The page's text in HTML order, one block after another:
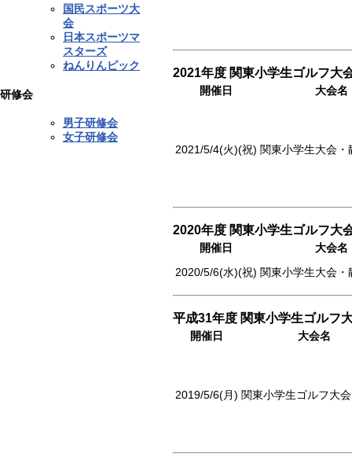
国民スポーツ大
会
日本スポーツマ
スターズ
ねんりんピック
研修会
男子研修会
女子研修会
2021年度 関東小学生ゴルフ大
開催日 大会名
2021/5/4(火)(祝) 関東小学生大会・
2020年度 関東小学生ゴルフ大
開催日
大会名
2020/5/6(水)(祝) 関東小学生大会・
平成31年度 関東小学生ゴルフ
開催日 大会名
2019/5/6(月) 関東小学生ゴルフ大